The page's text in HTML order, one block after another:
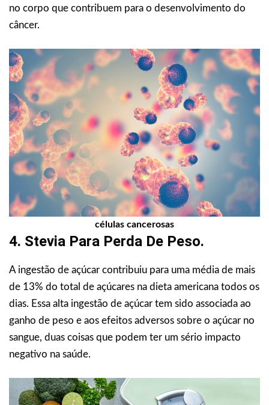
no corpo que contribuem para o desenvolvimento do
câncer.
células cancerosas
4. Stevia Para Perda De Peso.
A ingestão de açúcar contribuiu para uma média de mais
de 13% do total de açúcares na dieta americana todos os
dias. Essa alta ingestão de açúcar tem sido associada ao
ganho de peso e aos efeitos adversos sobre o açúcar no
sangue, duas coisas que podem ter um sério impacto
negativo na saúde.